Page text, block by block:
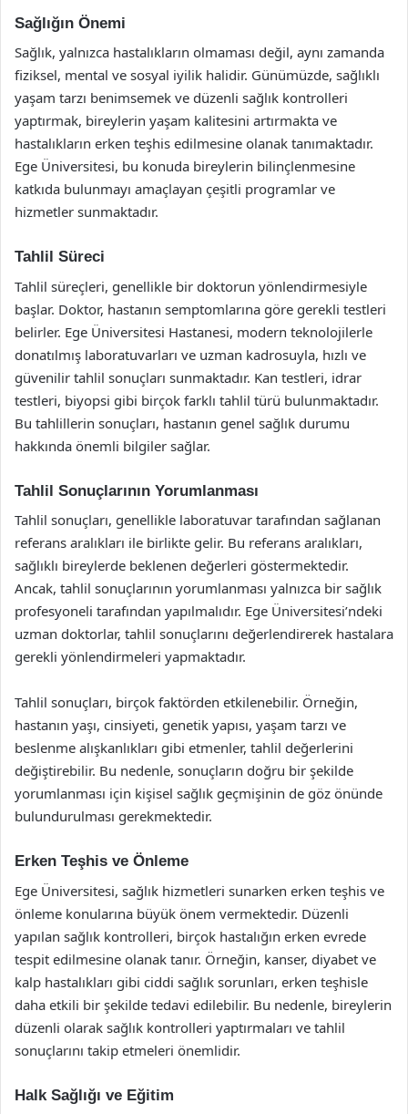
Sağlığın Önemi
Sağlık, yalnızca hastalıkların olmaması değil, aynı zamanda
fiziksel, mental ve sosyal iyilik halidir. Günümüzde, sağlıklı
yaşam tarzı benimsemek ve düzenli sağlık kontrolleri
yaptırmak, bireylerin yaşam kalitesini artırmakta ve
hastalıkların erken teşhis edilmesine olanak tanımaktadır.
Ege Üniversitesi, bu konuda bireylerin bilinçlenmesine
katkıda bulunmayı amaçlayan çeşitli programlar ve
hizmetler sunmaktadır.
Tahlil Süreci
Tahlil süreçleri, genellikle bir doktorun yönlendirmesiyle
başlar. Doktor, hastanın semptomlarına göre gerekli testleri
belirler. Ege Üniversitesi Hastanesi, modern teknolojilerle
donatılmış laboratuvarları ve uzman kadrosuyla, hızlı ve
güvenilir tahlil sonuçları sunmaktadır. Kan testleri, idrar
testleri, biyopsi gibi birçok farklı tahlil türü bulunmaktadır.
Bu tahlillerin sonuçları, hastanın genel sağlık durumu
hakkında önemli bilgiler sağlar.
Tahlil Sonuçlarının Yorumlanması
Tahlil sonuçları, genellikle laboratuvar tarafından sağlanan
referans aralıkları ile birlikte gelir. Bu referans aralıkları,
sağlıklı bireylerde beklenen değerleri göstermektedir.
Ancak, tahlil sonuçlarının yorumlanması yalnızca bir sağlık
profesyoneli tarafından yapılmalıdır. Ege Üniversitesi’ndeki
uzman doktorlar, tahlil sonuçlarını değerlendirerek hastalara
gerekli yönlendirmeleri yapmaktadır.
Tahlil sonuçları, birçok faktörden etkilenebilir. Örneğin,
hastanın yaşı, cinsiyeti, genetik yapısı, yaşam tarzı ve
beslenme alışkanlıkları gibi etmenler, tahlil değerlerini
değiştirebilir. Bu nedenle, sonuçların doğru bir şekilde
yorumlanması için kişisel sağlık geçmişinin de göz önünde
bulundurulması gerekmektedir.
Erken Teşhis ve Önleme
Ege Üniversitesi, sağlık hizmetleri sunarken erken teşhis ve
önleme konularına büyük önem vermektedir. Düzenli
yapılan sağlık kontrolleri, birçok hastalığın erken evrede
tespit edilmesine olanak tanır. Örneğin, kanser, diyabet ve
kalp hastalıkları gibi ciddi sağlık sorunları, erken teşhisle
daha etkili bir şekilde tedavi edilebilir. Bu nedenle, bireylerin
düzenli olarak sağlık kontrolleri yaptırmaları ve tahlil
sonuçlarını takip etmeleri önemlidir.
Halk Sağlığı ve Eğitim